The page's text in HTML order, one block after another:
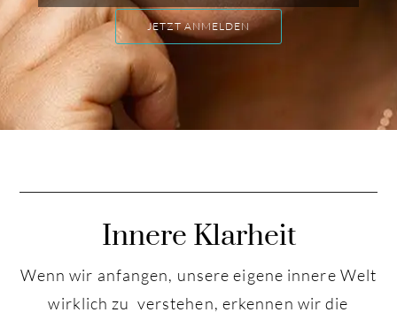
JETZT ANMELDEN
Innere Klarheit
Wenn wir anfangen, unsere eigene innere Welt
wirklich zu verstehen, erkennen wir die